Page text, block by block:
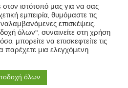
All Rights Reserved
byWrk.gr
ιστότοπό μας για να σας
εμπειρία, θυμόμαστε τις
επισκέψεις.
όλων", συναινείτε στη χρήση
μπορείτε να επισκεφτείτε τις
παρέχετε μια ελεγχόμενη
όλων